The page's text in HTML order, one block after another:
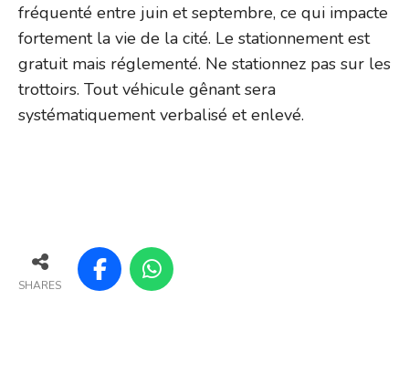
fréquenté entre juin et septembre, ce qui impacte
fortement la vie de la cité. Le stationnement est
gratuit mais réglementé. Ne stationnez pas sur les
trottoirs. Tout véhicule gênant sera
systématiquement verbalisé et enlevé.
SHARES